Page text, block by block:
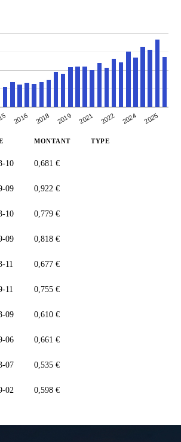
2016 2018 2019 2021 2022 2024 2025
MONTANT TYPE
10 0,681 €
09 0,922 €
10 0,779 €
09 0,818 €
11 0,677 €
11 0,755 €
09 0,610 €
06 0,661 €
07 0,535 €
02 0,598 €